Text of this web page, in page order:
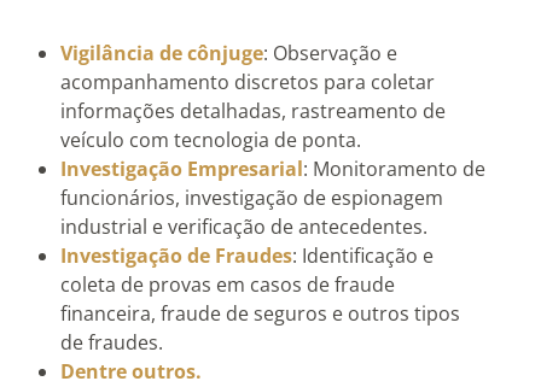
Vigilância de cônjuge: Observação e
acompanhamento discretos para coletar
informações detalhadas, rastreamento de
veículo com tecnologia de ponta.
Investigação Empresarial: Monitoramento de
funcionários, investigação de espionagem
industrial e verificação de antecedentes.
Investigação de Fraudes: Identificação e
coleta de provas em casos de fraude
financeira, fraude de seguros e outros tipos
de fraudes.
Dentre outros.